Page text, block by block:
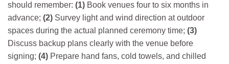
should remember: (1) Book venues four to six months in
advance; (2) Survey light and wind direction at outdoor
spaces during the actual planned ceremony time; (3)
Discuss backup plans clearly with the venue before
signing; (4) Prepare hand fans, cold towels, and chilled